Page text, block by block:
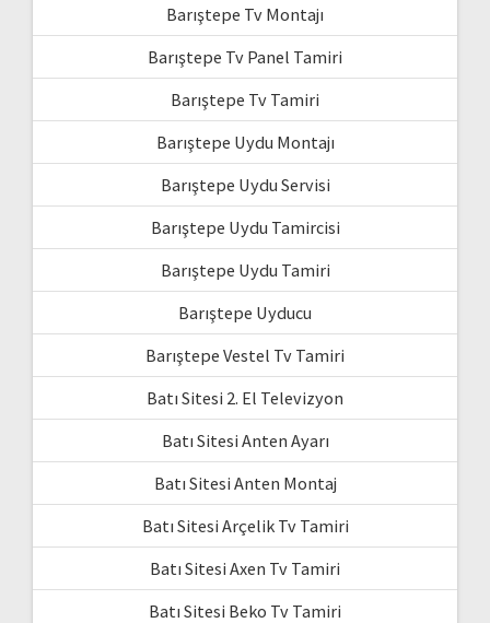
Barıştepe Tv Montajı
Barıştepe Tv Panel Tamiri
Barıştepe Tv Tamiri
Barıştepe Uydu Montajı
Barıştepe Uydu Servisi
Barıştepe Uydu Tamircisi
Barıştepe Uydu Tamiri
Barıştepe Uyducu
Barıştepe Vestel Tv Tamiri
Batı Sitesi 2. El Televizyon
Batı Sitesi Anten Ayarı
Batı Sitesi Anten Montaj
Batı Sitesi Arçelik Tv Tamiri
Batı Sitesi Axen Tv Tamiri
Batı Sitesi Beko Tv Tamiri